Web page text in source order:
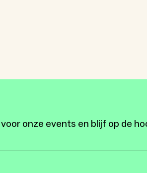
onze events en blijf op de